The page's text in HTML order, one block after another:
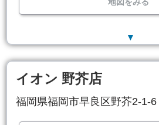
地図をみる
▼
イオン 野芥店
福岡県福岡市早良区野芥2-1-6